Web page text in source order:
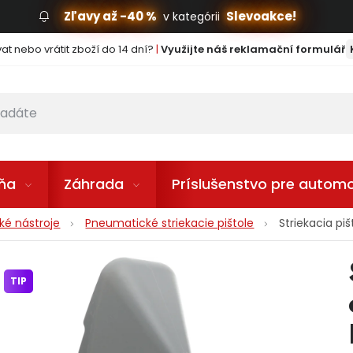
Zľavy až -40 % v kategórii Slevoakce!
nebo vrátit zboží do 14 dní? | Využijte náš reklamační formulář
Záhrada Príslušenstvo pre
nástroje Pneumatické striekacie pištole Striekacia
TIP